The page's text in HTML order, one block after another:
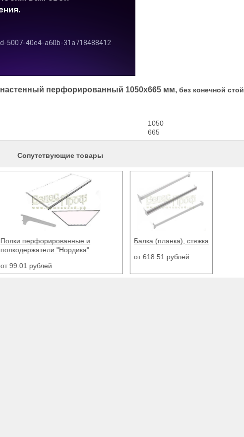
настенный перфорированный 1050х665 мм, без конечной
1050
665
Сопутствующие товары
Балка (планка), стяжка
Крючок одиночный на
от 19.64 рублей